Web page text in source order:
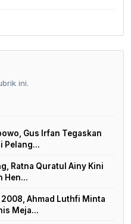
ini.
Gus Irfan Tegaskan
Pelang...
Ratna Quratul Ainy Kini
Hen...
Ahmad Luthfi Minta
Meja...